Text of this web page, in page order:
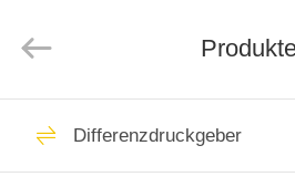
HAUSE
Ltd..
Differenzdruckgeber